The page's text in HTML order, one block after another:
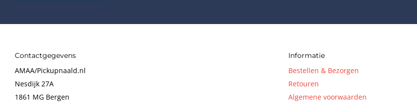
Contactgegevens
AMAA/Pickupnaald.nl
Nesdijk 27A
1861 MG Bergen
Informatie
Bestellen & Bezorgen
Retouren
Algemene voorwaarden